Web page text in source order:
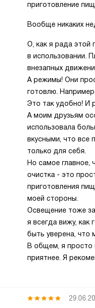
приготовление
Вообще никаких
О, как я рада этой
в использовании.
внезапных
А режимы! Они
готовлю.
Это так удобно! И
А моим друзьям
использовала
вкусными, что все
только для себя.
Но самое главное,
очистка - это
приготовления
моей стороны.
Освещение тоже
я всегда вижу,
быть уверена, что
В общем, я просто
приятнее. Я